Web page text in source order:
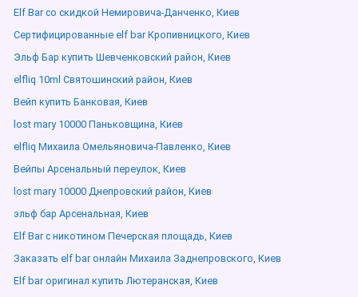
Elf Bar со скидкой Немировича-Данченко, Киев
Сертифицированные elf bar Кропивницкого, Киев
Эльф Бар купить Шевченковский район, Киев
elfliq 10ml Святошинский район, Киев
Вейп купить Банковая, Киев
lost mary 10000 Паньковщина, Киев
elfliq Михаила Омельяновича-Павленко, Киев
Вейпы Арсенальный переулок, Киев
lost mary 10000 Днепровский район, Киев
эльф бар Арсенальная, Киев
Elf Bar с никотином Печерская площадь, Киев
Заказать elf bar онлайн Михаила Заднепровского, Киев
Elf bar оригинал купить Лютеранская, Киев